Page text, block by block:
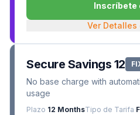
Inscríbete
Ver Detalles
Secure Savings 12
No base charge with
usage
Plazo 12 MonthsTipo de Tarifa